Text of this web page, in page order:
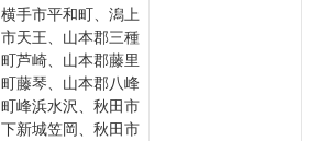
横手市平和町、潟上
市天王、山本郡三種
町芦崎、山本郡藤里
町藤琴、山本郡八峰
町峰浜水沢、秋田市
下新城笠岡、秋田市